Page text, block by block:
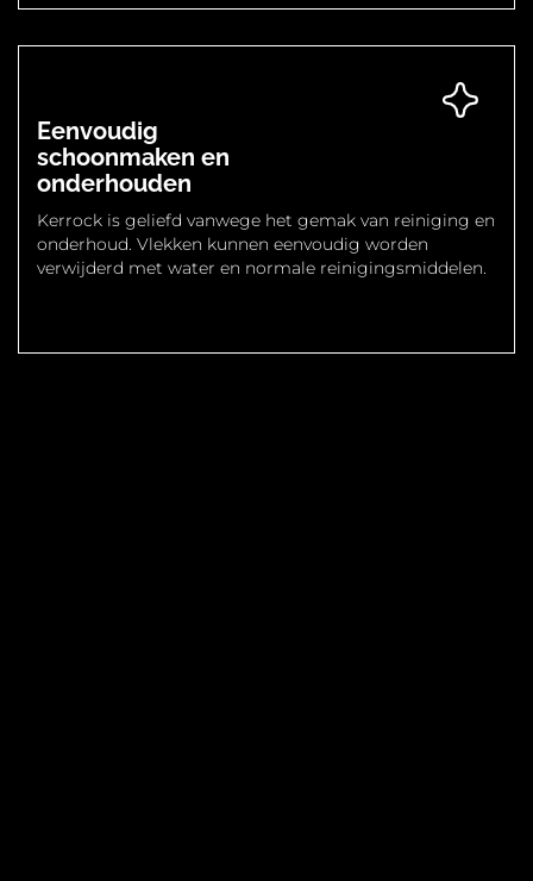
Eenvoudig
schoonmaken en
onderhouden
Kerrock is geliefd vanwege het gemak van reiniging en
onderhoud. Vlekken kunnen eenvoudig worden
verwijderd met water en normale reinigingsmiddelen.